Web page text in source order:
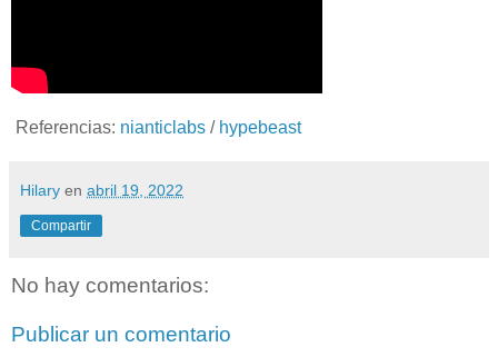
Referencias: nianticlabs / hypebeast
Hilary en abril 19, 2022
Compartir
No hay comentarios:
Publicar un comentario